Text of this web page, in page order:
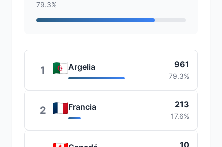
79.3%
1 Argelia 961
79.3%
2 Francia 213
17.6%
10